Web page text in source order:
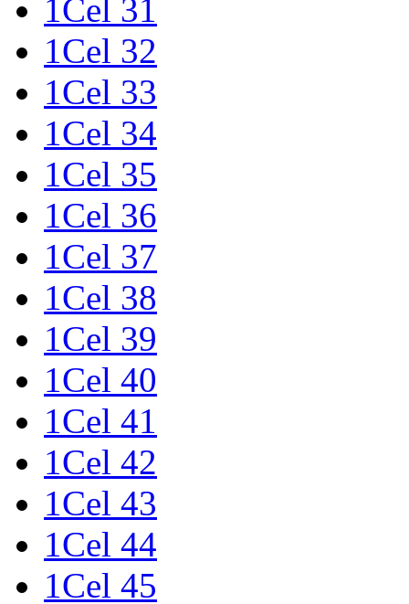
1Cel 31
1Cel 32
1Cel 33
1Cel 34
1Cel 35
1Cel 36
1Cel 37
1Cel 38
1Cel 39
1Cel 40
1Cel 41
1Cel 42
1Cel 43
1Cel 44
1Cel 45